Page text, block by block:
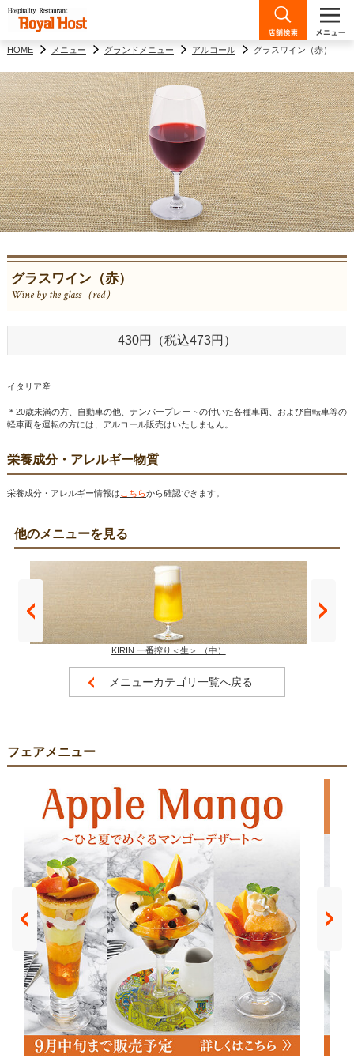
HOME メニュー グランドメニュー アルコール グラスワイン（赤）
グラスワイン（赤）
Wine by the glass（red）
430円（税込473円）
イタリア産
＊20歳未満の方、自動車の他、ナンバープレートの付いた各種車両、および自転車等の
軽車両を運転の方には、アルコール販売はいたしません。
栄養成分・アレルギー物質
栄養成分・アレルギー情報は こちらから確認できます。
他のメニューを見る
KIRIN 一番搾り＜生＞ （中）
メニューカテゴリ一覧へ戻る
フェアメニュー